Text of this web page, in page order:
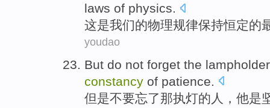
laws of physics.
这是我们的物理规律保持恒定的
youdao
But do not forget the lampholder
constancy of patience
但是不要忘了那执灯的人，他是